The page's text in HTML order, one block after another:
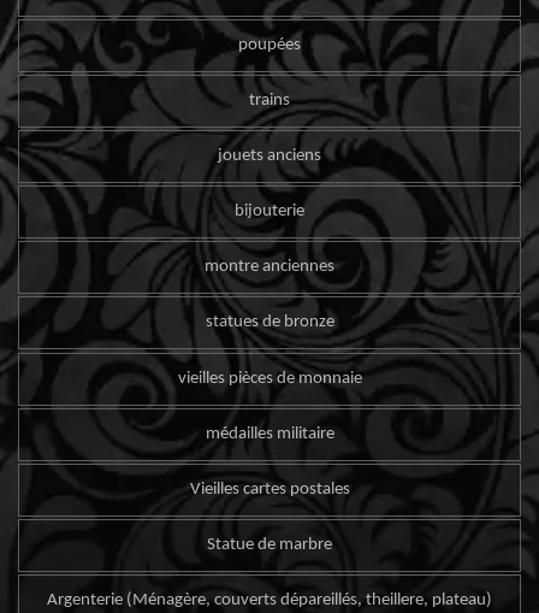
poupées
trains
jouets anciens
bijouterie
montre anciennes
statues de bronze
vieilles pièces de monnaie
médailles militaire
Vieilles cartes postales
Statue de marbre
Argenterie (Ménagère, couverts dépareillés, theillere, plateau)